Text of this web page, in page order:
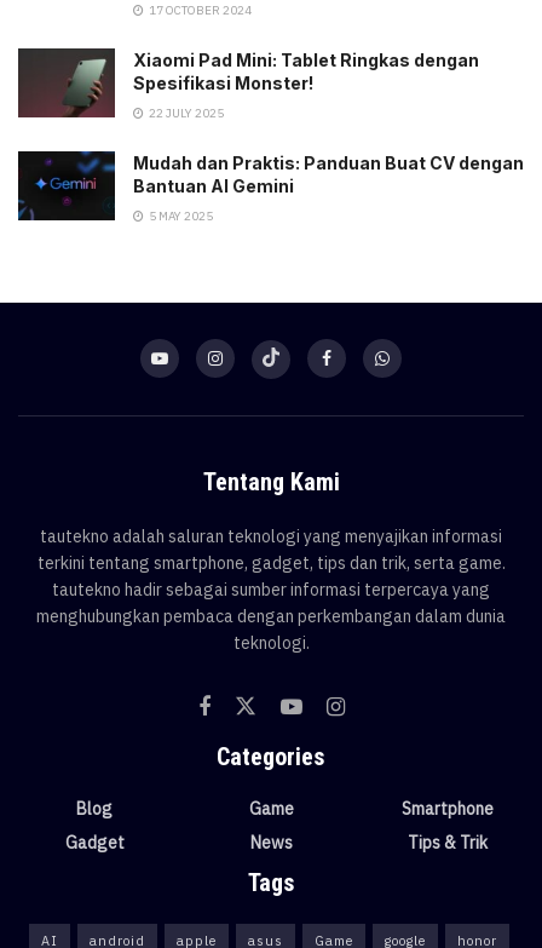
17 OCTOBER 2024
Xiaomi Pad Mini: Tablet Ringkas dengan
Spesifikasi Monster!
22 JULY 2025
Mudah dan Praktis: Panduan Buat CV dengan
Bantuan AI Gemini
5 MAY 2025
Tentang Kami
tautekno adalah saluran teknologi yang menyajikan informasi
terkini tentang smartphone, gadget, tips dan trik, serta game.
tautekno hadir sebagai sumber informasi terpercaya yang
menghubungkan pembaca dengan perkembangan dalam dunia
teknologi.
Categories
Blog
Gadget
Game
News
Smartphone
Tips & Trik
Tags
AI android apple asus Game google honor